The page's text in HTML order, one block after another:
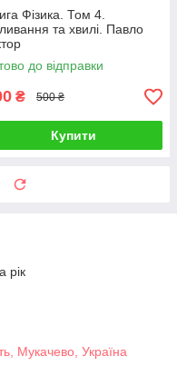
Фізика. Том 4.
та хвилі. Павло
до відправки
₴ 500 ₴
Купити
рік
Мукачево, Україна